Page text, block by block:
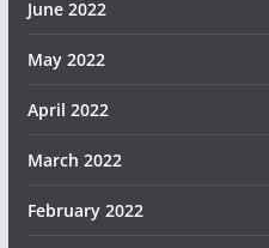
June 2022
May 2022
April 2022
March 2022
February 2022